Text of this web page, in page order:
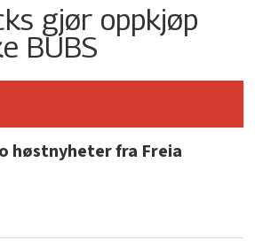
gjør oppkjøp
BUBS
høstnyheter fra Freia